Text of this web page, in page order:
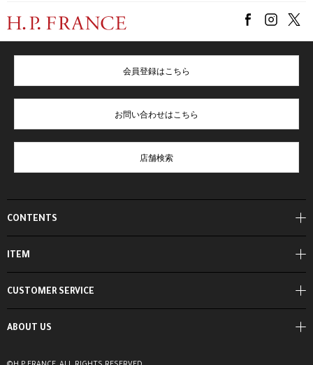
CONTENTS
ITEM
ABOUT US
会員登録はこちら
お問い合わせはこちら
店舗検索
CUSTOMER SERVICE